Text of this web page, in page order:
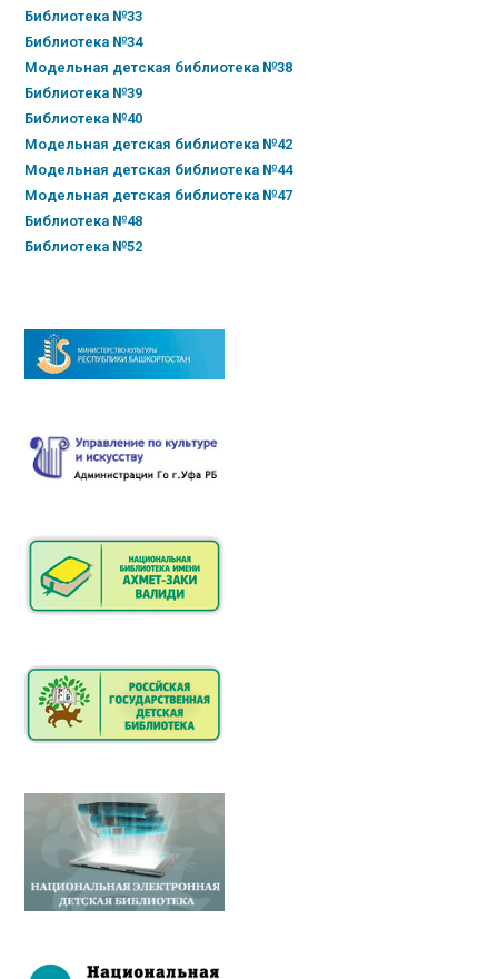
Библиотека №33
Библиотека №34
Модельная детская библиотека №38
Библиотека №39
Библиотека №40
Модельная детская библиотека №42
Модельная детская библиотека №44
Модельная детская библиотека №47
Библиотека №48
Библиотека №52